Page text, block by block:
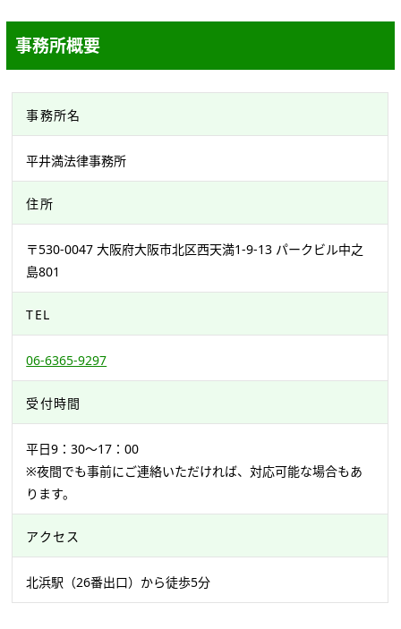
事務所概要
事務所名
平井満法律事務所
住所
〒530-0047 大阪府大阪市北区西天満1-9-13 パークビル中之
島801
TEL
06-6365-9297
受付時間
平日9：30〜17：00
※夜間でも事前にご連絡いただければ、対応可能な場合もあ
ります。
アクセス
北浜駅（26番出口）から徒歩5分